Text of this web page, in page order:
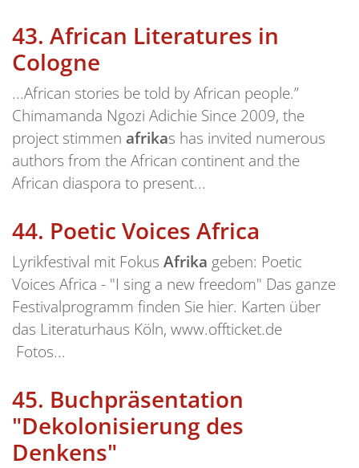
43. African Literatures in
Cologne
...African stories be told by African people.”
Chimamanda Ngozi Adichie Since 2009, the
project stimmen afrikas has invited numerous
authors from the African continent and the
African diaspora to present...
44. Poetic Voices Africa
Lyrikfestival mit Fokus Afrika geben: Poetic
Voices Africa - "I sing a new freedom" Das ganze
Festivalprogramm finden Sie hier. Karten über
das Literaturhaus Köln, www.offticket.de
Fotos...
45. Buchpräsentation
"Dekolonisierung des
Denkens"